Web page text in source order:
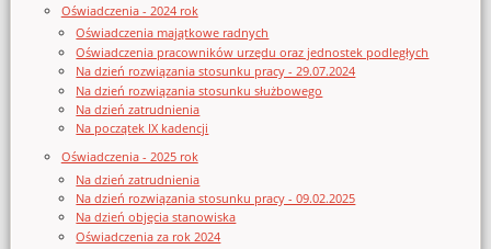
Oświadczenia - 2024 rok
Oświadczenia majątkowe radnych
Oświadczenia pracowników urzędu oraz jednostek podległych
Na dzień rozwiązania stosunku pracy - 29.07.2024
Na dzień rozwiązania stosunku służbowego
Na dzień zatrudnienia
Na początek IX kadencji
Oświadczenia - 2025 rok
Na dzień zatrudnienia
Na dzień rozwiązania stosunku pracy - 09.02.2025
Na dzień objęcia stanowiska
Oświadczenia za rok 2024